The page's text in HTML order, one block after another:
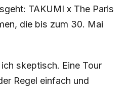
TAKUMI x The Paris
die bis zum 30. Mai
skeptisch. Eine Tour
Regel einfach und